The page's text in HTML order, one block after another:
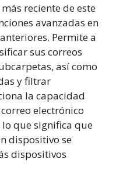
reciente de este
avanzadas en
Permite a
sus correos
así como
y filtrar
la capacidad
electrónico
que significa que
dispositivo se
dispositivos